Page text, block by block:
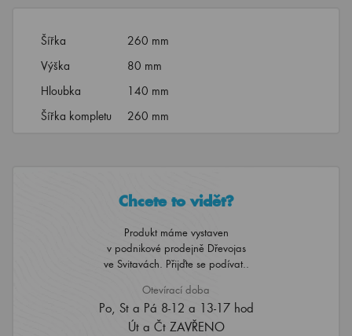
Šířka
260 mm
Výška
80 mm
Hloubka
140 mm
Šířka kompletu
260 mm
Chcete to vidět?
Produkt máme vystaven
v podnikové prodejně Dřevojas
ve Svitavách. Přijďte se podívat..
Otevírací doba
Po, St a Pá 8-12 a 13-17 hod
Út a Čt ZAVŘENO